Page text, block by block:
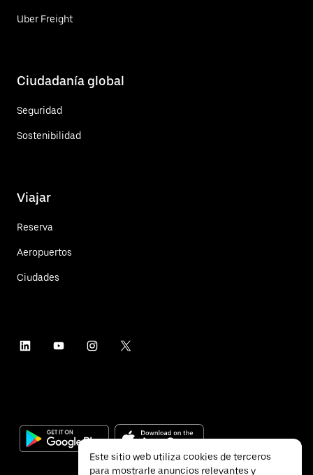
Uber Freight
Ciudadanía global
Seguridad
Sostenibilidad
Viajar
Reserva
Aeropuertos
Ciudades
Este sitio web utiliza cookies de terceros
para mostrarle anuncios relevantes y